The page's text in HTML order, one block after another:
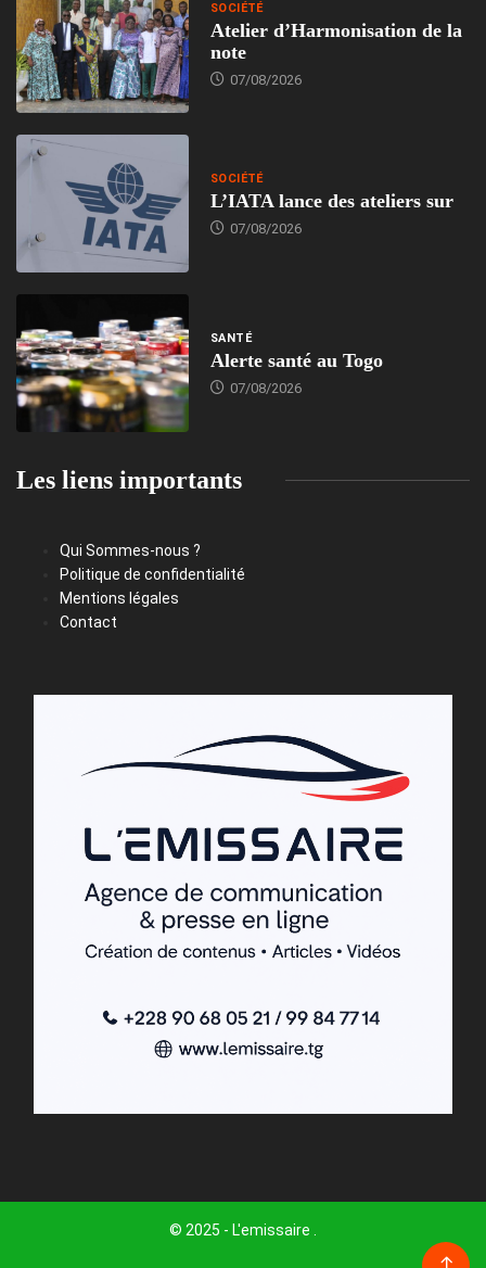
SOCIÉTÉ
Atelier d’Harmonisation de la
note
07/08/2026
SOCIÉTÉ
L’IATA lance des ateliers sur
07/08/2026
SANTÉ
Alerte santé au Togo
07/08/2026
Les liens importants
Qui Sommes-nous ?
Politique de confidentialité
Mentions légales
Contact
© 2025 - L'emissaire .